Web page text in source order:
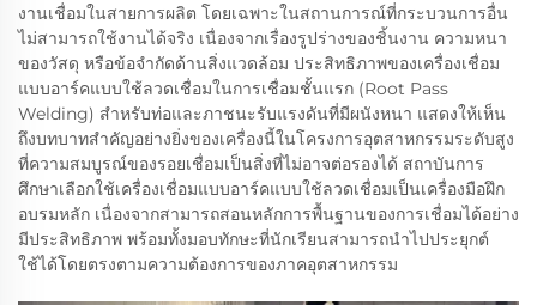
งานเชื่อมในสายการผลิต โดยเฉพาะในสถานการณ์ที่กระบวนการอื่น
ไม่สามารถใช้งานได้จริง เนื่องจากเรื่องรูปร่างของชิ้นงาน ความหนา
ของวัสดุ หรือข้อจำกัดด้านสิ่งแวดล้อม ประสิทธิภาพของเครื่องเชื่อม
แบบอาร์คแบบใช้ลวดเชื่อมในการเชื่อมชั้นแรก (Root Pass
Welding) สำหรับท่อและภาชนะรับแรงดันที่มีผนังหนา แสดงให้เห็น
ถึงบทบาทสำคัญอย่างยิ่งของเครื่องนี้ในโครงการอุตสาหกรรมระดับสูง
ที่ความสมบูรณ์ของรอยเชื่อมเป็นสิ่งที่ไม่อาจต่อรองได้ สถาบันการ
ศึกษาเลือกใช้เครื่องเชื่อมแบบอาร์คแบบใช้ลวดเชื่อมเป็นเครื่องมือฝึก
อบรมหลัก เนื่องจากสามารถสอนหลักการพื้นฐานของการเชื่อมได้อย่าง
มีประสิทธิภาพ พร้อมทั้งมอบทักษะที่นักเรียนสามารถนำไปประยุกต์
ใช้ได้โดยตรงตามความต้องการของภาคอุตสาหกรรม